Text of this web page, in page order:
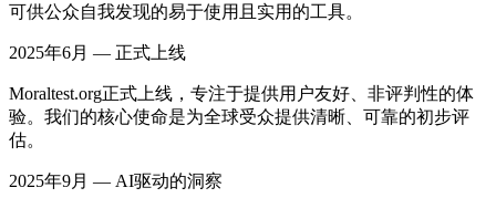
可供公众自我发现的易于使用且实用的工具。
2025年6月 — 正式上线
Moraltest.org正式上线，专注于提供用户友好、非评判性的体
验。我们的核心使命是为全球受众提供清晰、可靠的初步评
估。
2025年9月 — AI驱动的洞察